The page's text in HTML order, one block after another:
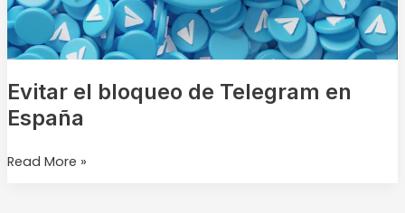
Evitar el bloqueo de Telegram en
España
Read More »